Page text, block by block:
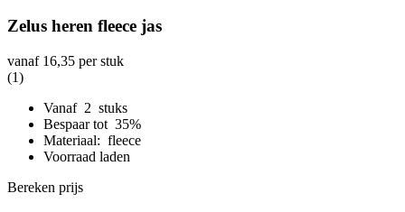
Zelus heren fleece jas
vanaf 16,35 per stuk
(1)
Vanaf 2 stuks
Bespaar tot 35%
Materiaal: fleece
Voorraad laden
Bereken prijs